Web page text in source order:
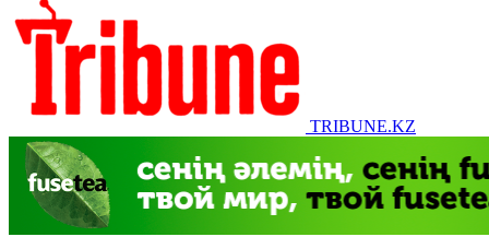
TRIBUNE.KZ